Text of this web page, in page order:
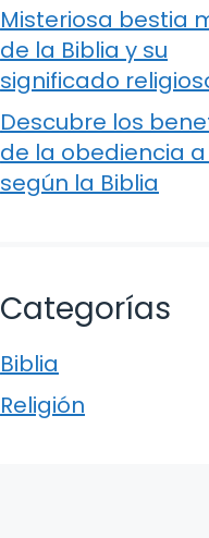
Misteriosa bestia
de la Biblia y su
significado
Descubre los
de la obediencia a
según la Biblia
Categorías
Biblia
Religión